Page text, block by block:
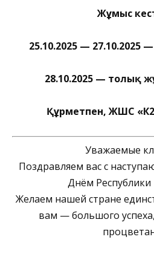
Жұмыс
25.10.2025 — 27.10.2025
28.10.2025 — толық
Құрметпен, ЖШС
Уважаемые
Поздравляем вас с
Днём Республики
Желаем нашей стране
вам — большого